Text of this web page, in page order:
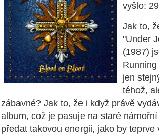
vyšlo:
Jak to,
"Under
(1987)
jen
téhož,
zábavné? Jak to, že i když právě
album, což je pasuje na staré
předat takovou energii, jako by teprve